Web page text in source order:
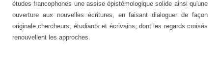
études francophones une assise épistémologique solide ainsi qu'une
ouverture aux nouvelles écritures, en faisant dialoguer de façon
originale chercheurs, étudiants et écrivains, dont les regards croisés
renouvellent les approches.